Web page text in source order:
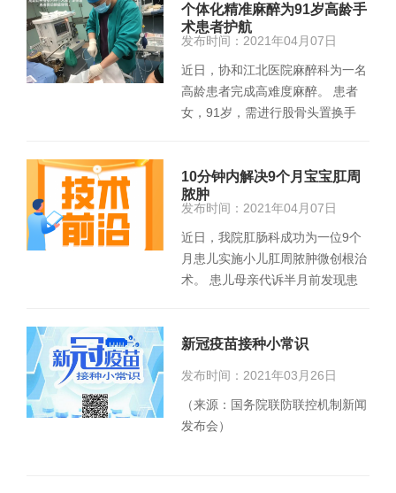
个体化精准麻醉为91岁高龄手
术患者护航
发布时间：2021年04月07日
近日，协和江北医院麻醉科为一名
高龄患者完成高难度麻醉。 患者
女，91岁，需进行股骨头置换手
10分钟内解决9个月宝宝肛周
脓肿
发布时间：2021年04月07日
近日，我院肛肠科成功为一位9个
月患儿实施小儿肛周脓肿微创根治
术。 患儿母亲代诉半月前发现患
新冠疫苗接种小常识
发布时间：2021年03月26日
（来源：国务院联防联控机制新闻
发布会）